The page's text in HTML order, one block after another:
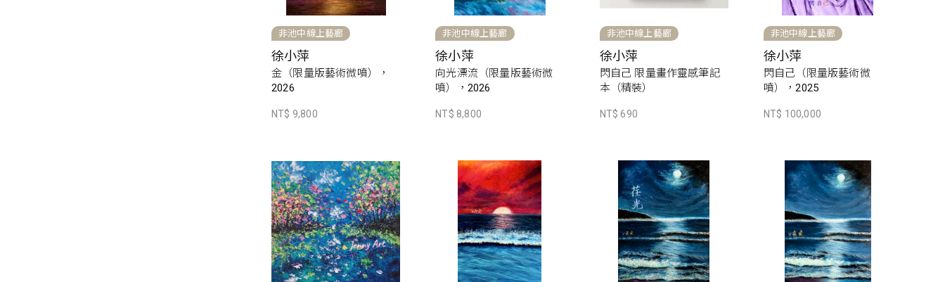
非池中線上藝廊
徐小萍
金（限量版藝術微噴），
2026
NT$ 9,800
非池中線上藝廊
徐小萍
向光漂流（限量版藝術微
噴），2026
NT$ 8,800
非池中線上藝廊
徐小萍
閃自己 限量畫作靈感筆記
本（精裝）
NT$ 690
非池中線上藝廊
徐小萍
閃自己（限量版藝術微
噴），2025
NT$ 100,000